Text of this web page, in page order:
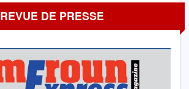
REVUE DE PRESSE